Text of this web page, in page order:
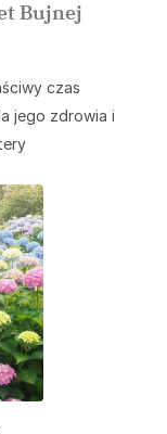
Bujnej
czas
jego zdrowia i